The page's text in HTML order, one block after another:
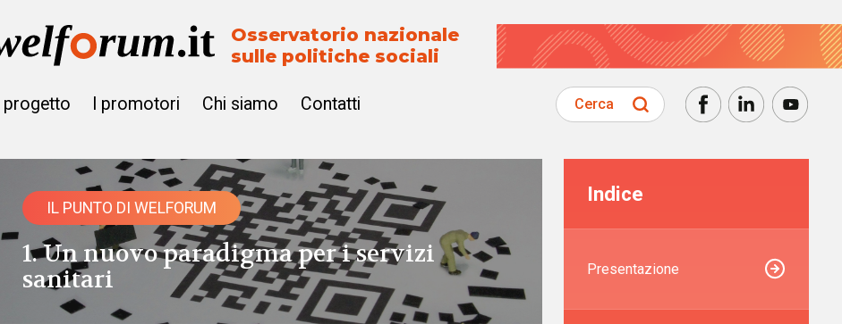
Osservatorio nazionale
sulle politiche sociali
Il progetto I promotori Chi siamo Contatti Cerca
IL PUNTO DI WELFORUM
1. Un nuovo paradigma per i servizi
sanitari
Indice
Presentazione